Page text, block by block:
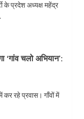
के प्रदेश अध्यक्ष महेंद्र
चलो अभियान’:
कर रहे प्रवास। गॉंवों में